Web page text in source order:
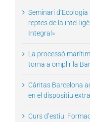
Seminari
reptes de la
Integral»
La processó
torna a omplir la
Càritas Barcelona
en el dispositiu
Curs d’estiu: